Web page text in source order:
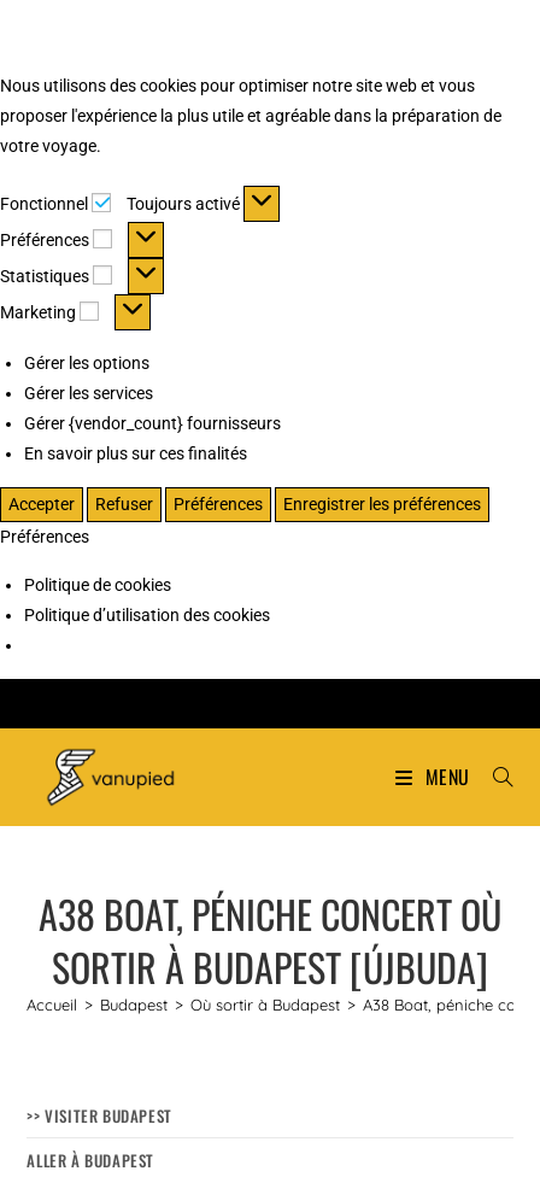
Nous utilisons des cookies pour optimiser notre site web et vous
proposer l'expérience la plus utile et agréable dans la préparation de
votre voyage.
Fonctionnel Fonctionnel
Toujours activé
Préférences
Préférences
Statistiques Statistiques
Marketing Marketing
Gérer les options
Gérer les services
Gérer {vendor_count} fournisseurs
En savoir plus sur ces finalités
Accepter Refuser Préférences
Enregistrer les préférences
Préférences
Politique de cookies
Politique d’utilisation des cookies
MENU
A38 BOAT, PÉNICHE CONCERT OÙ
SORTIR À BUDAPEST [ÚJBUDA]
Accueil > Budapest > Où sortir à Budapest > A38 Boat, péniche
>> VISITER BUDAPEST
ALLER À BUDAPEST